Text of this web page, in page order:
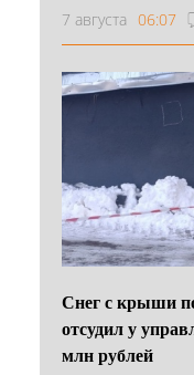
7 августа 06:07
Снег с крыши
отсудил у
млн рублей